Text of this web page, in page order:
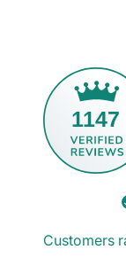
1147
Customers